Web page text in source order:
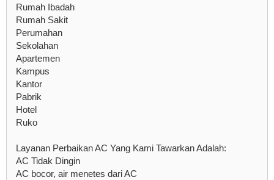
Rumah Ibadah
Rumah Sakit
Perumahan
Sekolahan
Apartemen
Kampus
Kantor
Pabrik
Hotel
Ruko
Layanan Perbaikan AC Yang Kami Tawarkan Adalah:
AC Tidak Dingin
AC bocor, air menetes dari AC